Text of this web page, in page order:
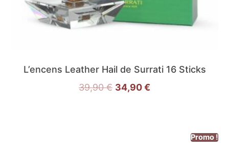
L’encens Leather Hail de Surrati 16 Sticks
39,90€ 34,90€
Promo !